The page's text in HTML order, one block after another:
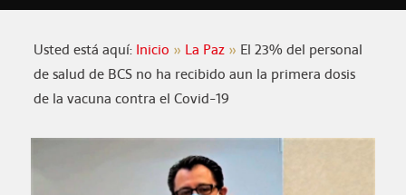
Usted está aquí: Inicio La Paz
El 23% del personal
de salud de BCS no ha recibido aun la primera dosis
de la vacuna contra el Covid-19